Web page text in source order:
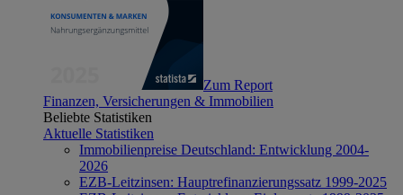
Zum Report
Finanzen, Versicherungen & Immobilien
Beliebte Statistiken
Aktuelle Statistiken
Immobilienpreise Deutschland: Entwicklung 2004-
2026
EZB-Leitzinsen: Hauptrefinanzierungssatz 1999-2025